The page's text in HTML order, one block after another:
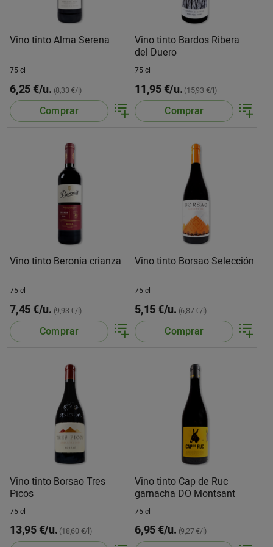
Vino tinto Alma Serena
75 cl
6,25 €/u. (8,33 €/l)
Comprar
Vino tinto Bardos Ribera
del Duero
75 cl
11,95 €/u. (15,93 €/l)
Comprar
Vino tinto Beronia crianza
75 cl
7,45 €/u. (9,93 €/l)
Comprar
Vino tinto Borsao Selección
75 cl
5,15 €/u. (6,87 €/l)
Comprar
Vino tinto Borsao Tres
Picos
75 cl
13,95 €/u. (18,60 €/l)
Vino tinto Cap de Ruc
garnacha DO Montsant
75 cl
6,95 €/u. (9,27 €/l)